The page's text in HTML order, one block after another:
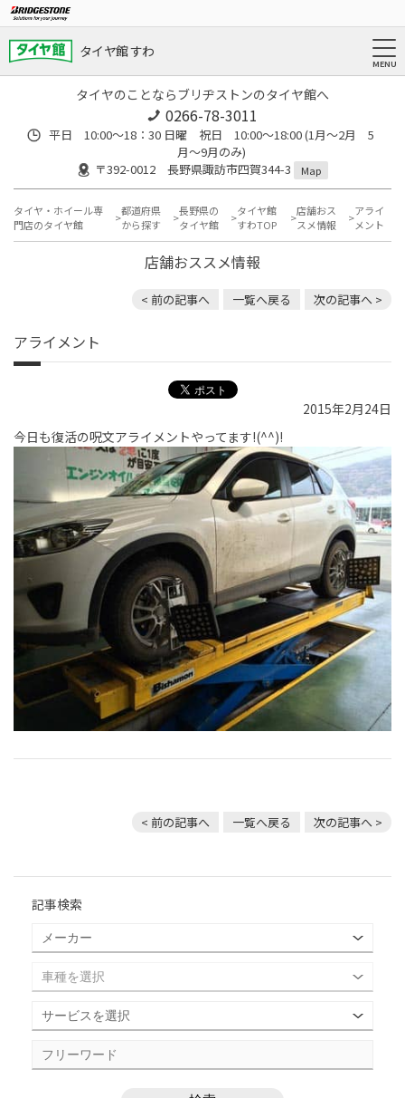
タイヤ館 すわ
タイヤのことならブリヂストンのタイヤ館へ
0266-78-3011
平日 10:00〜18：30 日曜 祝日 10:00〜18:00 (1月〜2月 5
月〜9月のみ)
〒392-0012 長野県諏訪市四賀344-3
Map
タイヤ・ホイール専
門店のタイヤ館
都道府県
から探す
長野県の
タイヤ館
タイヤ館
すわTOP
店舗おス
スメ情報
アライ
メント
店舗おススメ情報
< 前の記事へ 一覧へ戻る 次の記事へ >
アライメント
2015年2月24日
今日も復活の呪文アライメントやってます!(^^)!
< 前の記事へ 一覧へ戻る 次の記事へ >
記事検索